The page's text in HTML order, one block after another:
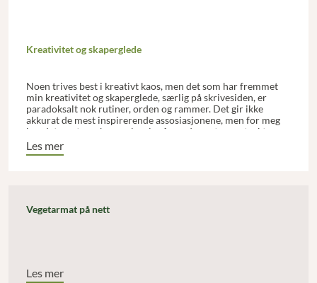
Kreativitet og skaperglede
Noen trives best i kreativt kaos, men det som har fremmet
min kreativitet og skaperglede, særlig på skrivesiden, er
paradoksalt nok rutiner, orden og rammer. Det gir ikke
akkurat de mest inspirerende assosiasjonene, men for meg
har det vært en aha-opplevelse å oppdage at mer struktur
kan gi mer skaperkraft.
Les mer
Vegetarmat på nett
Les mer